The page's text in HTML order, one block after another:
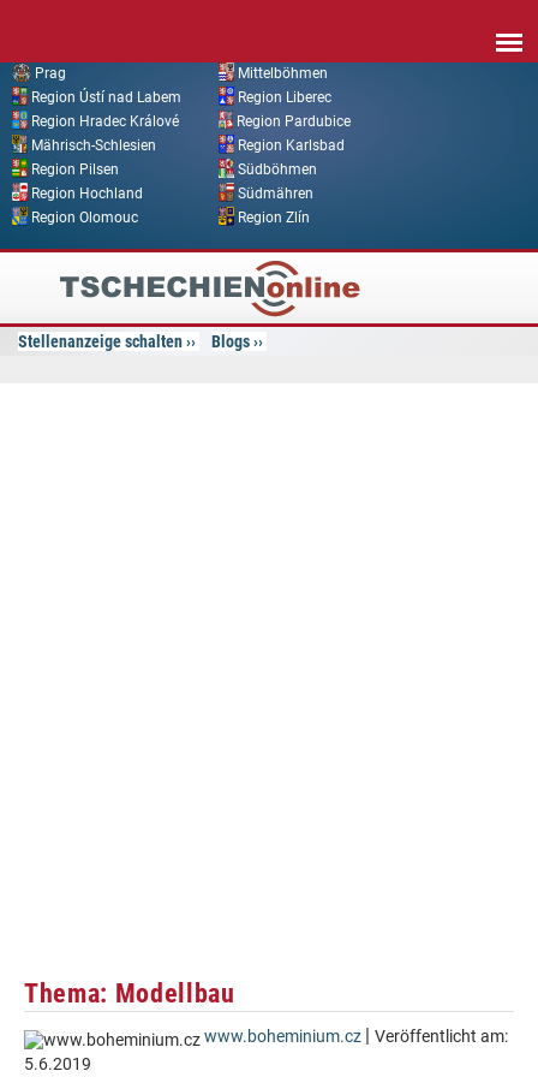
Prag
Mittelböhmen
Region Ústí nad Labem
Region Liberec
Region Hradec Králové
Region Pardubice
Mährisch-Schlesien
Region Karlsbad
Region Pilsen
Südböhmen
Region Hochland
Südmähren
Region Olomouc
Region Zlín
Tschechien
Online
Stellenanzeige schalten Blogs
Thema: Modellbau
www.boheminium.cz | Veröffentlicht am:
5.6.2019